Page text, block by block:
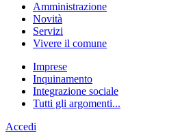
Amministrazione
Novità
Servizi
Vivere il comune
Imprese
Inquinamento
Integrazione sociale
Tutti gli argomenti...
Accedi